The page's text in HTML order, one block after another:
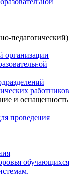
педагогический)
организации
работников
и оснащенность
проведения
обучающихся